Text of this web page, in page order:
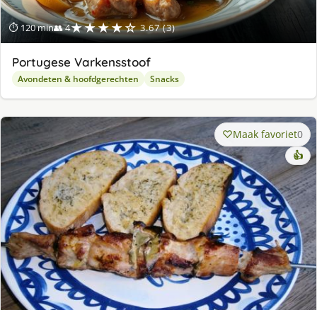
⏱ 120 min👥 4★★★★☆ 3.67 (3)
Portugese Varkensstoof
Avondeten & hoofdgerechten Snacks
Maak favoriet0
👍